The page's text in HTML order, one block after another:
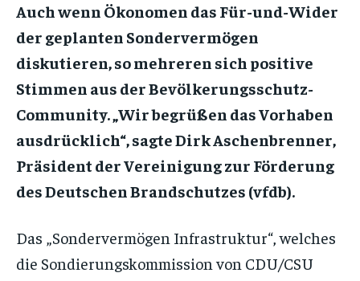
Auch wenn Ökonomen das Für-und-Wider
der geplanten Sondervermögen
diskutieren, so mehreren sich positive
Stimmen aus der Bevölkerungsschutz-
Community. „Wir begrüßen das Vorhaben
ausdrücklich“, sagte Dirk Aschenbrenner,
Präsident der Vereinigung zur Förderung
des Deutschen Brandschutzes (vfdb).
Das „Sondervermögen Infrastruktur“, welches
die Sondierungskommission von CDU/CSU